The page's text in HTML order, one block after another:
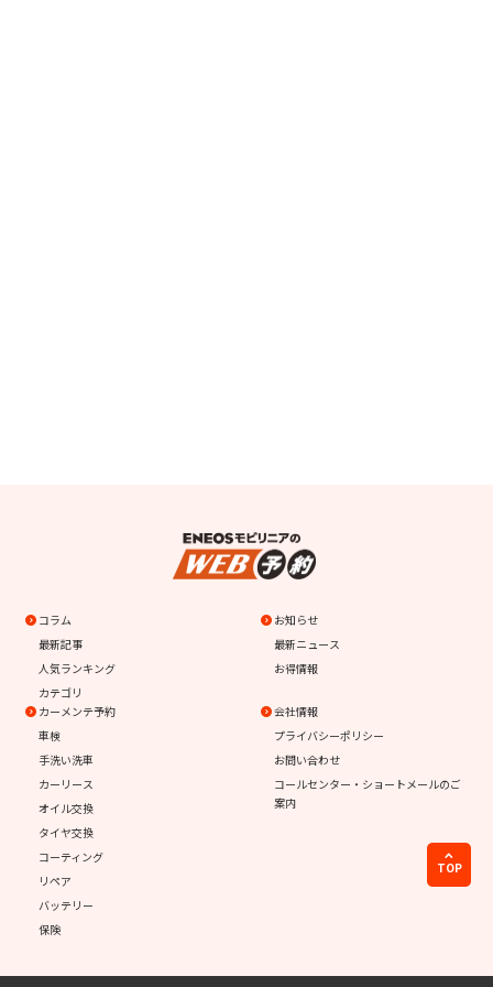
コラム
最新記事
人気ランキング
カテゴリ
お知らせ
最新ニュース
お得情報
カーメンテ予約
車検
手洗い洗車
カーリース
オイル交換
タイヤ交換
コーティング
リペア
バッテリー
保険
会社情報
プライバシーポリシー
お問い合わせ
コールセンター・ショートメールのご
案内
TOP